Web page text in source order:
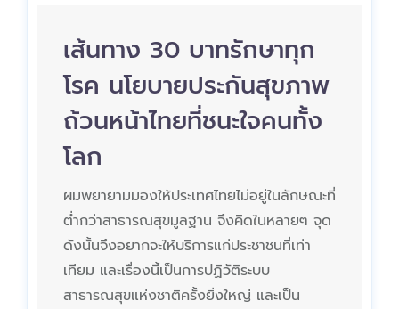
เส้นทาง 30 บาทรักษาทุก
โรค นโยบายประกันสุขภาพ
ถ้วนหน้าไทยที่ชนะใจคนทั้ง
โลก
ผมพยายามมองให้ประเทศไทยไม่อยู่ในลักษณะที่
ต่ำกว่าสาธารณสุขมูลฐาน จึงคิดในหลายๆ จุด
ดังนั้นจึงอยากจะให้บริการแก่ประชาชนที่เท่า
เทียม และเรื่องนี้เป็นการปฏิวัติระบบ
สาธารณสุขแห่งชาติครั้งยิ่งใหญ่ และเป็น